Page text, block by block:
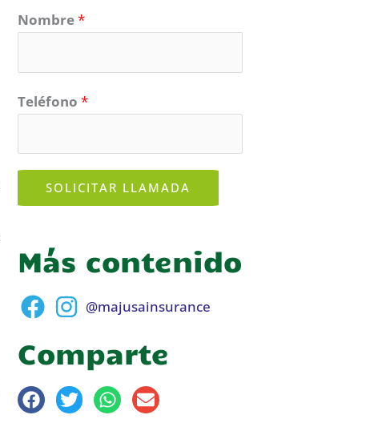
Nombre*
Teléfono *
SOLICITAR LLAMADA
Más contenido
@majusainsurance
Comparte